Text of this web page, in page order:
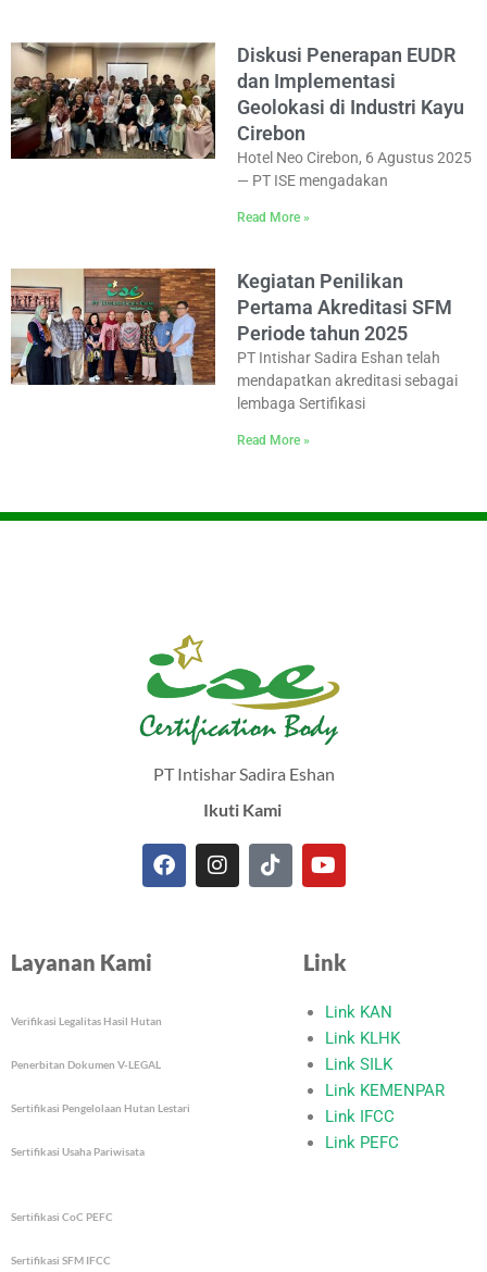
Diskusi Penerapan EUDR
dan Implementasi
Geolokasi di Industri Kayu
Cirebon
Hotel Neo Cirebon, 6 Agustus 2025
— PT ISE mengadakan
Read More »
Kegiatan Penilikan
Pertama Akreditasi SFM
Periode tahun 2025
PT Intishar Sadira Eshan telah
mendapatkan akreditasi sebagai
lembaga Sertifikasi
Read More »
PT Intishar Sadira Eshan
Ikuti Kami
F
I
T
Y
u
e
Layanan Kami
Verifikasi Legalitas Hasil Hutan
Penerbitan Dokumen V-LEGAL
Sertifikasi Pengelolaan Hutan Lestari
Sertifikasi Usaha Pariwisata
Sertifikasi CoC PEFC
Sertifikasi SFM IFCC
Link
Link KAN
Link KLHK
Link SILK
Link KEMENPAR
Link IFCC
Link PEFC